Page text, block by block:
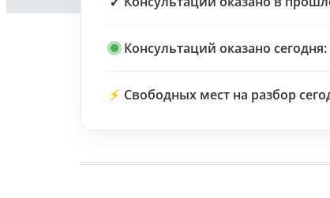
Консультаций оказано сегодня:
⚡ Свободных мест на разбор